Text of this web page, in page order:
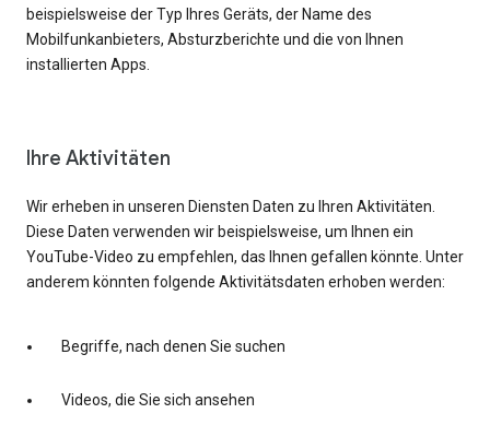
beispielsweise der Typ Ihres Geräts, der Name des
Mobilfunkanbieters, Absturzberichte und die von Ihnen
installierten Apps.
Ihre Aktivitäten
Wir erheben in unseren Diensten Daten zu Ihren Aktivitäten.
Diese Daten verwenden wir beispielsweise, um Ihnen ein
YouTube-Video zu empfehlen, das Ihnen gefallen könnte. Unter
anderem könnten folgende Aktivitätsdaten erhoben werden:
Begriffe, nach denen Sie suchen
Videos, die Sie sich ansehen